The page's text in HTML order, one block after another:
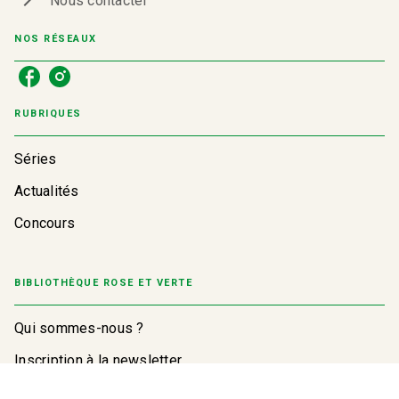
NOS RÉSEAUX
RUBRIQUES
Séries
Actualités
Concours
BIBLIOTHÈQUE ROSE ET VERTE
Qui sommes-nous ?
Inscription à la newsletter